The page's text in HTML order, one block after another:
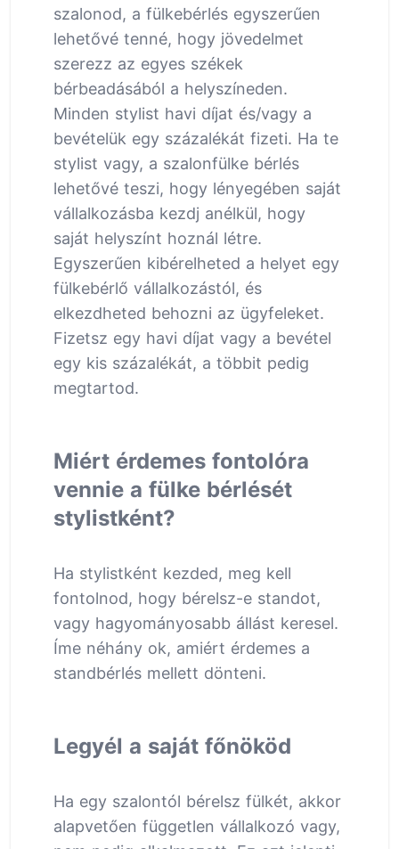
szalonod, a fülkebérlés egyszerűen
lehetővé tenné, hogy jövedelmet
szerezz az egyes székek
bérbeadásából a helyszíneden.
Minden stylist havi díjat és/vagy a
bevételük egy százalékát fizeti. Ha te
stylist vagy, a szalonfülke bérlés
lehetővé teszi, hogy lényegében saját
vállalkozásba kezdj anélkül, hogy
saját helyszínt hoznál létre.
Egyszerűen kibérelheted a helyet egy
fülkebérlő vállalkozástól, és
elkezdheted behozni az ügyfeleket.
Fizetsz egy havi díjat vagy a bevétel
egy kis százalékát, a többit pedig
megtartod.
Miért érdemes fontolóra
vennie a fülke bérlését
stylistként?
Ha stylistként kezded, meg kell
fontolnod, hogy bérelsz-e standot,
vagy hagyományosabb állást keresel.
Íme néhány ok, amiért érdemes a
standbérlés mellett dönteni.
Legyél a saját főnököd
Ha egy szalontól bérelsz fülkét, akkor
alapvetően független vállalkozó vagy,